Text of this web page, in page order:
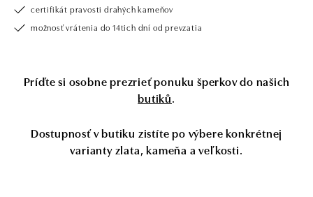
certifikát pravosti drahých kameňov
možnosť vrátenia do 14tich dní od prevzatia
Príďte si osobne prezrieť ponuku šperkov do našich
butiků.
Dostupnosť v butiku zistíte po výbere konkrétnej
varianty zlata, kameňa a veľkosti.